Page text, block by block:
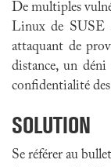
De multiples
Linux de SUSE
attaquant de
distance, un
confidentialité des
SOLUTION
Se référer au